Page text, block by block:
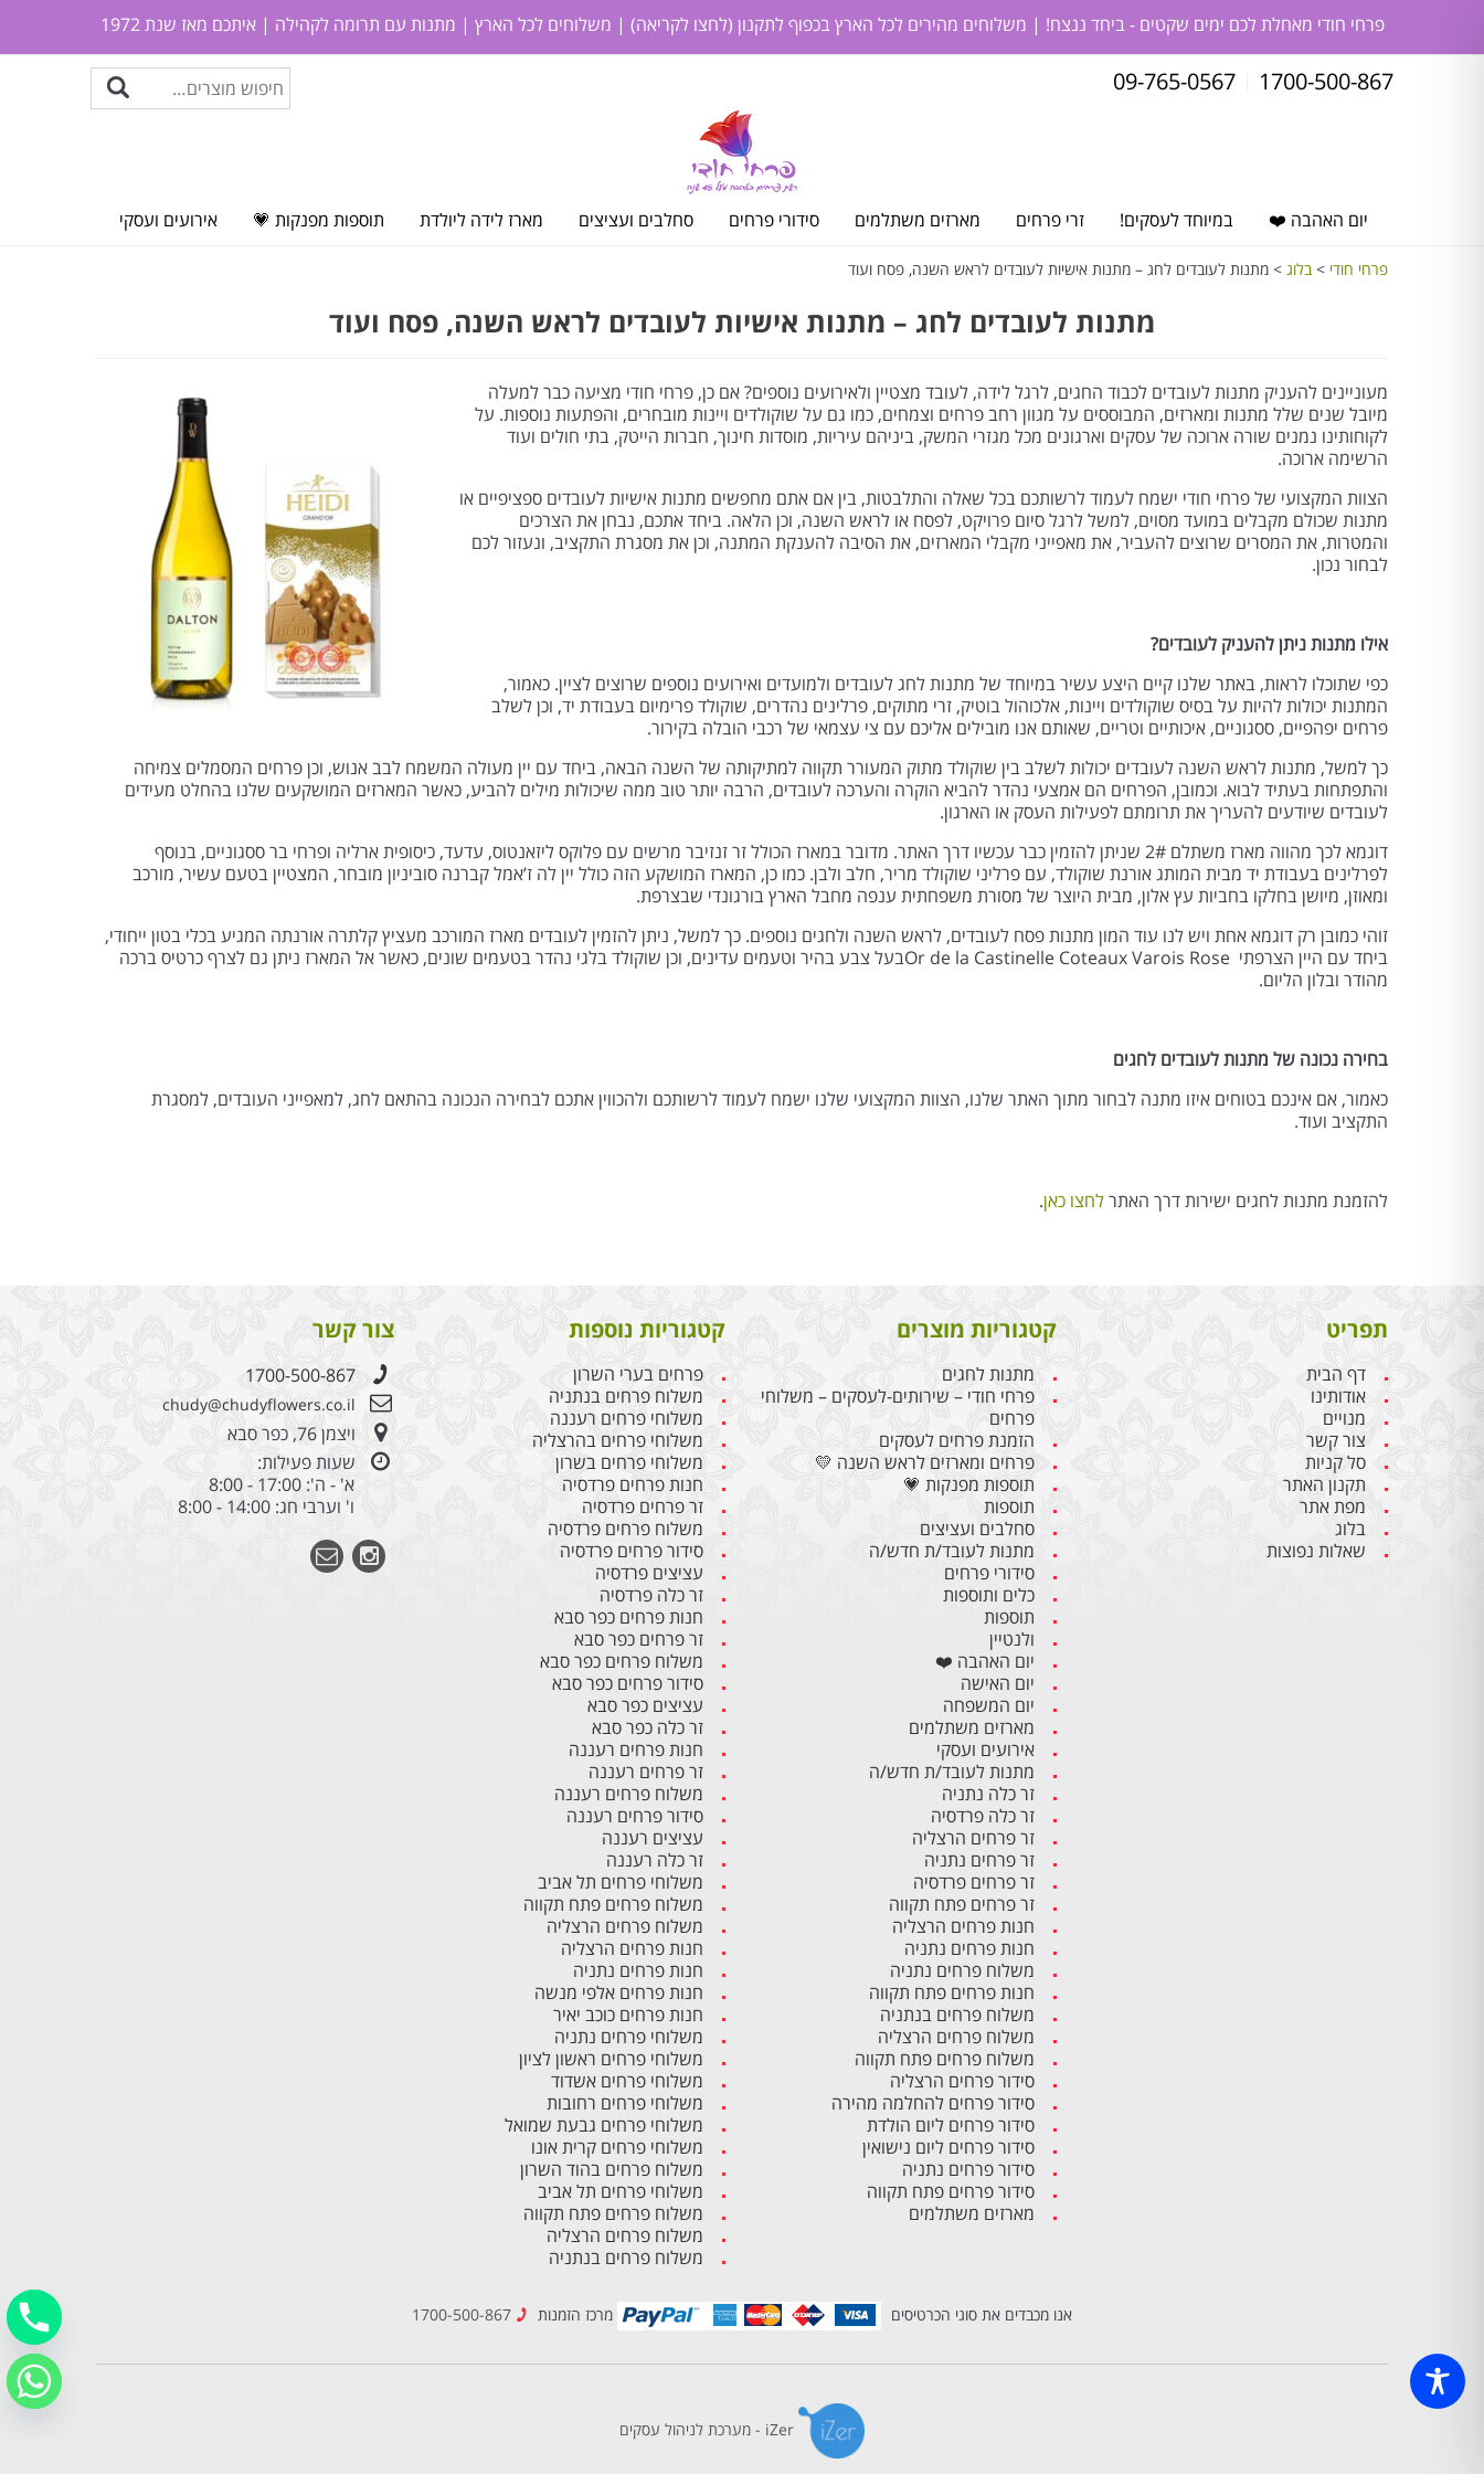
פרחי חודי מאחלת לכם ימים שקטים - ביחד ננצח! | משלוחים מהירים לכל הארץ בכפוף לתקנון (לחצו לקריאה) | משלוחים לכל הארץ | מתנות עם תרומה לקהילה | איתכם מאז שנת 1972
1700-500-867
09-765-0567
יום האהבה ❤️ במיוחד לעסקים! זרי פרחים מארזים משתלמים סידורי פרחים סחלבים ועציצים מארז לידה ליולדת תוספות מפנקות 💗 אירועים ועסקי
פרחי חודי >בלוג > מתנות לעובדים לחג – מתנות אישיות לעובדים לראש השנה, פסח ועוד
מתנות לעובדים לחג – מתנות אישיות לעובדים לראש השנה, פסח ועוד
מעוניינים להעניק מתנות לעובדים לכבוד החגים, לרגל לידה, לעובד מצטיין ולאירועים נוספים? אם כן, פרחי חודי מציעה כבר למעלה
מיובל שנים שלל מתנות ומארזים, המבוססים על מגוון רחב פרחים וצמחים, כמו גם על שוקולדים ויינות מובחרים, והפתעות נוספות. על
לקוחותינו נמנים שורה ארוכה של עסקים וארגונים מכל מגזרי המשק, ביניהם עיריות, מוסדות חינוך, חברות הייטק, בתי חולים ועוד
הרשימה ארוכה.
הצוות המקצועי של פרחי חודי ישמח לעמוד לרשותכם בכל שאלה והתלבטות, בין אם אתם מחפשים מתנות אישיות לעובדים ספציפיים או
מתנות שכולם מקבלים במועד מסוים, למשל לרגל סיום פרויקט, לפסח או לראש השנה, וכן הלאה. ביחד אתכם, נבחן את הצרכים
והמטרות, את המסרים שרוצים להעביר, את מאפייני מקבלי המארזים, את הסיבה להענקת המתנה, וכן את מסגרת התקציב, ונעזור לכם
לבחור נכון.
אילו מתנות ניתן להעניק לעובדים?
כפי שתוכלו לראות, באתר שלנו קיים היצע עשיר במיוחד של מתנות לחג לעובדים ולמועדים ואירועים נוספים שרוצים לציין. כאמור,
המתנות יכולות להיות על בסיס שוקולדים ויינות, אלכוהול בוטיק, זרי מתוקים, פרלינים נהדרים, שוקולד פרימיום בעבודת יד, וכן לשלב
פרחים יפהפיים, ססגוניים, איכותיים וטריים, שאותם אנו מובילים אליכם עם צי עצמאי של רכבי הובלה בקירור.
כך למשל, מתנות לראש השנה לעובדים יכולות לשלב בין שוקולד מתוק המעורר תקווה למתיקותה של השנה הבאה, ביחד עם יין מעולה המשמח לבב אנוש, וכן פרחים המסמלים צמיחה
והתפתחות בעתיד לבוא. וכמובן, הפרחים הם אמצעי נהדר להביא הוקרה והערכה לעובדים, הרבה יותר טוב ממה שיכולות מילים להביע, כאשר המארזים המושקעים שלנו בהחלט מעידים
לעובדים שיודעים להעריך את תרומתם לפעילות העסק או הארגון.
דוגמא לכך מהווה מארז משתלם 2# שניתן להזמין כבר עכשיו דרך האתר. מדובר במארז הכולל זר זנזיבר מרשים עם פלוקס ליזאנטוס, עדעד, כיסופית ארליה ופרחי בר ססגוניים, בנוסף
לפרלינים בעבודת יד מבית המותג אורנת שוקולד, עם פרליני שוקולד מריר, חלב ולבן. כמו כן, המארז המושקע הזה כולל יין לה ז’אמל קברנה סוביניון מובחר, המצטיין בטעם עשיר, מורכב
ומאוזן, מיושן בחלקו בחביות עץ אלון, מבית היוצר של מסורת משפחתית ענפה מחבל הארץ בורגונדי שבצרפת.
זוהי כמובן רק דוגמא אחת ויש לנו עוד המון מתנות פסח לעובדים, לראש השנה ולחגים נוספים. כך למשל, ניתן להזמין לעובדים מארז המורכב מעציץ קלתרה אורנתה המגיע בכלי בטון ייחודי,
ביחד עם היין הצרפתי Or de la Castinelle Coteaux Varois Roseבעל צבע בהיר וטעמים עדינים, וכן שוקולד בלגי נהדר בטעמים שונים, כאשר אל המארז ניתן גם לצרף כרטיס ברכה
מהודר ובלון הליום.
בחירה נכונה של מתנות לעובדים לחגים
כאמור, אם אינכם בטוחים איזו מתנה לבחור מתוך האתר שלנו, הצוות המקצועי שלנו ישמח לעמוד לרשותכם ולהכווין אתכם לבחירה הנכונה בהתאם לחג, למאפייני העובדים, למסגרת
התקציב ועוד.
להזמנת מתנות לחגים ישירות דרך האתרלחצו כאן.
תפריט
דף הבית
אודותינו
מנויים
צור קשר
סל קניות
תקנון האתר
מפת אתר
בלוג
שאלות נפוצות
קטגוריות מוצרים
מתנות לחגים
פרחי חודי – שירותים-לעסקים – משלוחי
פרחים
הזמנת פרחים לעסקים
פרחים ומארזים לראש השנה 💛
תוספות מפנקות 💗
תוספות
סחלבים ועציצים
מתנות לעובד/ת חדש/ה
סידורי פרחים
כלים ותוספות
תוספות
ולנטיין
יום האהבה ❤️
יום האישה
יום המשפחה
מארזים משתלמים
אירועים ועסקי
מתנות לעובד/ת חדש/ה
זר כלה נתניה
זר כלה פרדסיה
זר פרחים הרצליה
זר פרחים נתניה
זר פרחים פרדסיה
זר פרחים פתח תקווה
חנות פרחים הרצליה
חנות פרחים נתניה
משלוח פרחים נתניה
חנות פרחים פתח תקווה
משלוח פרחים בנתניה
משלוח פרחים הרצליה
משלוח פרחים פתח תקווה
סידור פרחים הרצליה
סידור פרחים להחלמה מהירה
סידור פרחים ליום הולדת
סידור פרחים ליום נישואין
סידור פרחים נתניה
סידור פרחים פתח תקווה
מארזים משתלמים
קטגוריות נוספות
פרחים בערי השרון
משלוח פרחים בנתניה
משלוחי פרחים רעננה
משלוחי פרחים בהרצליה
משלוחי פרחים בשרון
חנות פרחים פרדסיה
זר פרחים פרדסיה
משלוח פרחים פרדסיה
סידור פרחים פרדסיה
עציצים פרדסיה
זר כלה פרדסיה
חנות פרחים כפר סבא
זר פרחים כפר סבא
משלוח פרחים כפר סבא
סידור פרחים כפר סבא
עציצים כפר סבא
זר כלה כפר סבא
חנות פרחים רעננה
זר פרחים רעננה
משלוח פרחים רעננה
סידור פרחים רעננה
עציצים רעננה
זר כלה רעננה
משלוחי פרחים תל אביב
משלוח פרחים פתח תקווה
משלוח פרחים הרצליה
חנות פרחים הרצליה
חנות פרחים נתניה
חנות פרחים אלפי מנשה
חנות פרחים כוכב יאיר
משלוחי פרחים נתניה
משלוחי פרחים ראשון לציון
משלוחי פרחים אשדוד
משלוחי פרחים רחובות
משלוחי פרחים גבעת שמואל
משלוחי פרחים קרית אונו
משלוח פרחים בהוד השרון
משלוחי פרחים תל אביב
משלוח פרחים פתח תקווה
משלוח פרחים הרצליה
משלוח פרחים בנתניה
צור קשר
1700-500-867
chudy@chudyflowers.co.il
ויצמן 76, כפר סבא
שעות פעילות:
א' - ה': 17:00 - 8:00
ו' וערבי חג: 14:00 - 8:00
אנו מכבדים את סוגי הכרטיסים מרכז הזמנות
iZer - מערכת לניהול עסקים